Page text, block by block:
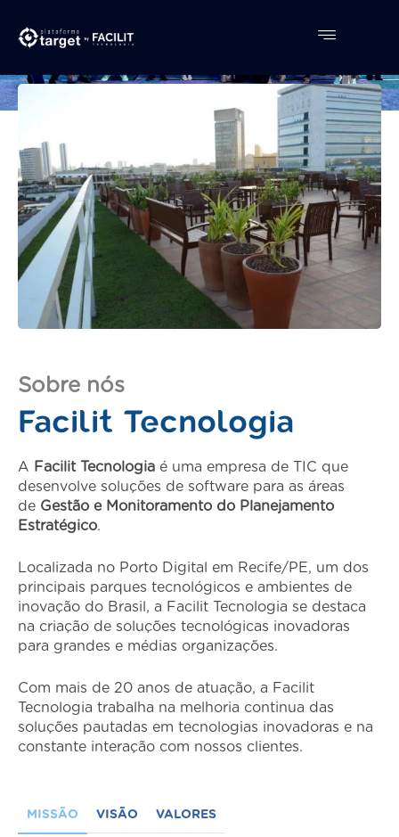
Sobre nós
Facilit Tecnologia
A Facilit Tecnologia é uma empresa de TIC que
desenvolve soluções de software para as áreas
de Gestão e Monitoramento do Planejamento
Estratégico.
Localizada no Porto Digital em Recife/PE, um dos
principais parques tecnológicos e ambientes de
inovação do Brasil, a Facilit Tecnologia se destaca
na criação de soluções tecnológicas inovadoras
para grandes e médias organizações.
Com mais de 20 anos de atuação, a Facilit
Tecnologia trabalha na melhoria continua das
soluções pautadas em tecnologias inovadoras e na
constante interação com nossos clientes.
MISSÃO VISÃO VALORES